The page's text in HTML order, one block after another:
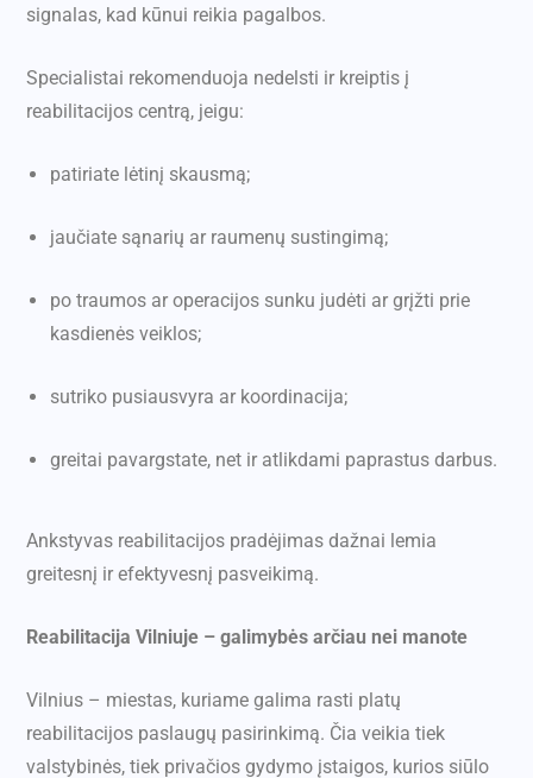
signalas, kad kūnui reikia pagalbos.
Specialistai rekomenduoja nedelsti ir kreiptis į
reabilitacijos centrą, jeigu:
patiriate lėtinį skausmą;
jaučiate sąnarių ar raumenų sustingimą;
po traumos ar operacijos sunku judėti ar grįžti prie
kasdienės veiklos;
sutriko pusiausvyra ar koordinacija;
greitai pavargstate, net ir atlikdami paprastus darbus.
Ankstyvas reabilitacijos pradėjimas dažnai lemia
greitesnį ir efektyvesnį pasveikimą.
Reabilitacija Vilniuje – galimybės arčiau nei manote
Vilnius – miestas, kuriame galima rasti platų
reabilitacijos paslaugų pasirinkimą. Čia veikia tiek
valstybinės, tiek privačios gydymo įstaigos, kurios siūlo